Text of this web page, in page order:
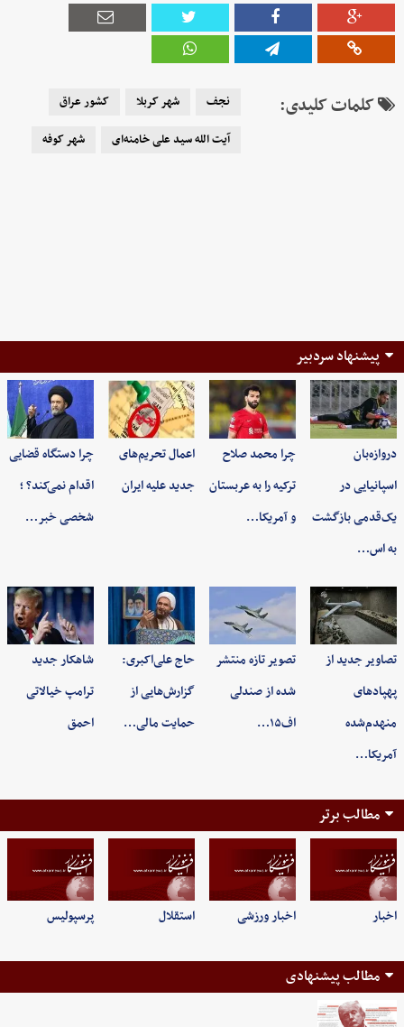
کلمات کلیدی: نجف شهر کربلا
کشور عراق
آیت الله سید علی خامنه‌ای
شهر کوفه
پیشنهاد سردبیر
دروازه‌بان
اسپانیایی در
یک‌قدمی بازگشت
به اس…
چرا محمد صلاح
ترکیه را به عربستان
و آمریکا…
اعمال تحریم‌های
جدید علیه ایران
چرا دستگاه قضایی
اقدام نمی‌کند؟ ؛
شخصی خبر…
تصاویر جدید از
پهپادهای
منهدم‌شده
آمریکا…
تصویر تازه منتشر
شده از صندلی
اف۱۵…
حاج علی‌اکبری:
گزارش‌هایی از
حمایت مالی…
شاهکار جدید
ترامپ خیالاتی
احمق
مطالب برتر
اخبار اخبار ورزشی استقلال پرسپولیس
مطالب پیشنهادی